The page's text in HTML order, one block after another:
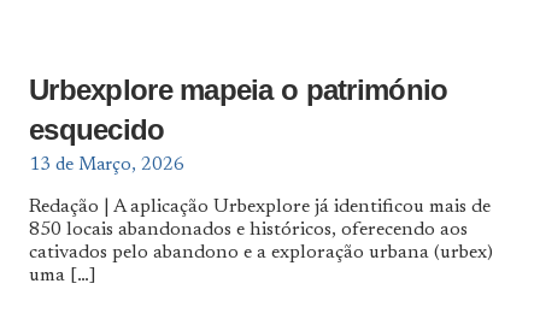
Urbexplore mapeia o património
esquecido
13 de Março, 2026
Redação | A aplicação Urbexplore já identificou mais de
850 locais abandonados e históricos, oferecendo aos
cativados pelo abandono e a exploração urbana (urbex)
uma
[…]